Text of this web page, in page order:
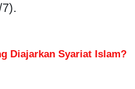
Diajarkan Syariat Islam?